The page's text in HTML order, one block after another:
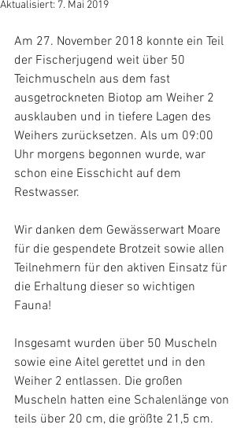
Aktualisiert: 7. Mai 2019
Am 27. November 2018 konnte ein Teil
der Fischerjugend weit über 50
Teichmuscheln aus dem fast
ausgetrockneten Biotop am Weiher 2
ausklauben und in tiefere Lagen des
Weihers zurücksetzen. Als um 09:00
Uhr morgens begonnen wurde, war
schon eine Eisschicht auf dem
Restwasser.
Wir danken dem Gewässerwart Moare
für die gespendete Brotzeit sowie allen
Teilnehmern für den aktiven Einsatz für
die Erhaltung dieser so wichtigen
Fauna!
Insgesamt wurden über 50 Muscheln
sowie eine Aitel gerettet und in den
Weiher 2 entlassen. Die großen
Muscheln hatten eine Schalenlänge von
teils über 20 cm, die größte 21,5 cm.